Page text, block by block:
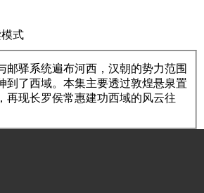
式
邮驿系统遍布河西，汉朝的势力范围
到了西域。本集主要透过敦煌悬泉置
再现长罗侯常惠建功西域的风云往